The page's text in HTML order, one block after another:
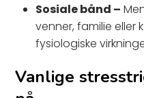
Sosiale bånd –
venner, familie eller
fysiologiske
Vanlige